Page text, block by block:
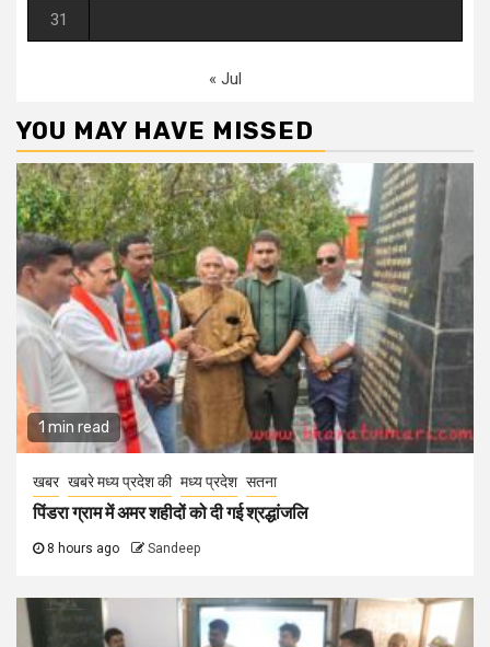
31
« Jul
YOU MAY HAVE MISSED
1 min read
खबर खबरे मध्य प्रदेश की मध्य प्रदेश सतना
पिंडरा ग्राम में अमर शहीदों को दी गई श्रद्धांजलि
8 hours ago Sandeep